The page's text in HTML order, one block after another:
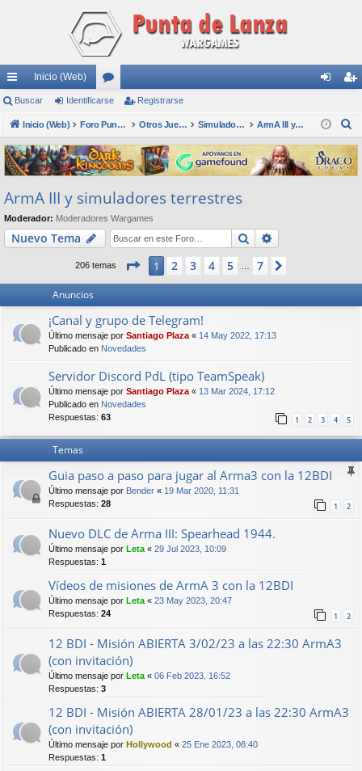
nl
ac
es
rá
pi
do
s
Inicio (Web)
or
os nti
fic
ar
ist
ra
rs
Buscar Identificarse Registrarse
Inicio (Web) Foro Punta de Lanza Wargames Otros Juegos Simuladores ArmA III y simuladores terrestres
s
c
ArmA III y simuladores terrestres
Moderador: Moderadores Wargames
Nuevo Tema Buscar
206 temas Página de 7
1 2 3 4 5 7
Anuncios
¡Canal y grupo de Telegram!
Último mensaje por Santiago Plaza « 14 May 2022, 17:13
Publicado en Novedades
Servidor Discord PdL (tipo TeamSpeak)
Último mensaje por Santiago Plaza « 13 Mar 2024, 17:12
Publicado en Novedades
Respuestas: 63 1 2 3 4 5
Temas
Guia paso a paso para jugar al Arma3 con la 12BDI
Último mensaje por Bender « 19 Mar 2020, 11:31
Respuestas: 28 1 2
Nuevo DLC de Arma III: Spearhead 1944.
Último mensaje por Leta « 29 Jul 2023, 10:09
Respuestas: 1
Vídeos de misiones de ArmA 3 con la 12BDI
Último mensaje por Leta « 23 May 2023, 20:47
Respuestas: 24 1 2
12 BDI - Misión ABIERTA 3/02/23 a las 22:30 ArmA3
(con invitación)
Último mensaje por Leta « 06 Feb 2023, 16:52
Respuestas: 3
12 BDI - Misión ABIERTA 28/01/23 a las 22:30 ArmA3
(con invitación)
Último mensaje por Hollywood « 25 Ene 2023, 08:40
Respuestas: 1